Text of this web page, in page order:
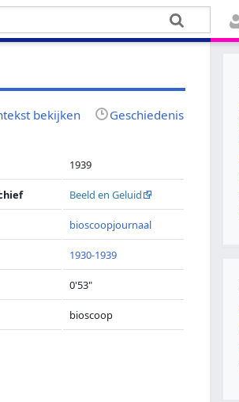
bekijken Geschiedenis
1939
Beeld en Geluid
bioscoopjournaal
1930-1939
0'53"
bioscoop